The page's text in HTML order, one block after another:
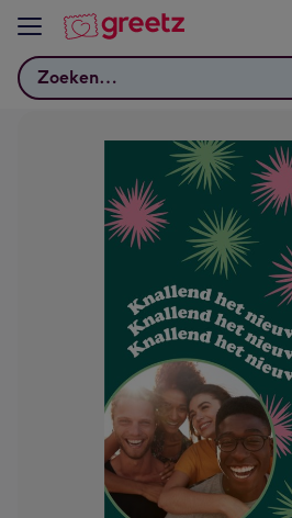
Bekijk meer
Zoeken